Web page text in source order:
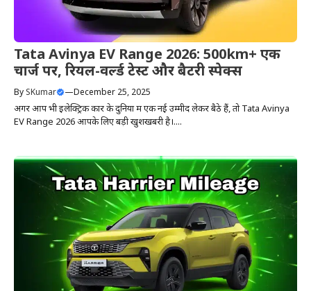
Tata Avinya EV Range 2026: 500km+ एक
चार्ज पर, रियल-वर्ल्ड टेस्ट और बैटरी स्पेक्स
By SKumar —December 25, 2025
अगर आप भी इलेक्ट्रिक कार के दुनिया में एक नई उम्मीद लेकर बैठे हैं, तो Tata Avinya
EV Range 2026 आपके लिए बड़ी खुशखबरी है।....